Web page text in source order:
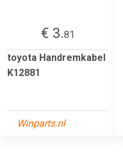
€ 3.81
toyota Handremkabel
K12881
Winparts.nl